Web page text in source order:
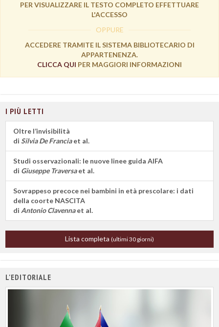
PER VISUALIZZARE IL TESTO COMPLETO EFFETTUARE
L'ACCESSO
OPPURE
ACCEDERE TRAMITE IL SISTEMA BIBLIOTECARIO DI
APPARTENENZA.
CLICCA QUI PER MAGGIORI INFORMAZIONI
I PIÙ LETTI
Oltre l’invisibilità
di Silvia De Franciaet al.
Studi osservazionali: le nuove linee guida AIFA
di Giuseppe Traversaet al.
Sovrappeso precoce nei bambini in età prescolare: i dati
della coorte NASCITA
di Antonio Clavennaet al.
Lista completa (ultimi 30 giorni)
L'EDITORIALE